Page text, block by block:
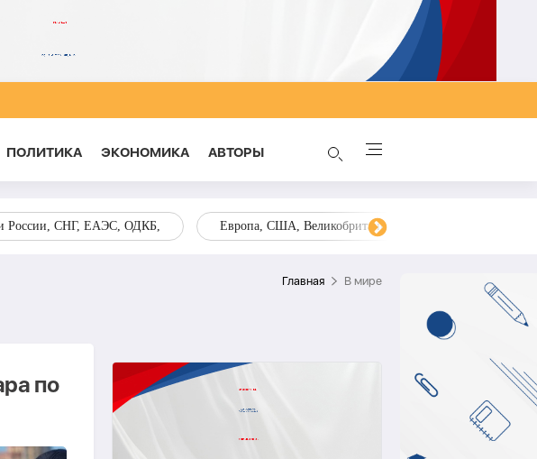
ПОЛИТИКА ЭКОНОМИКА AВТОРЫ
России, СНГ, ЕАЭС, ОДКБ, Европа, США, Великобритания, Украина, Запад,
Главная В мире
по